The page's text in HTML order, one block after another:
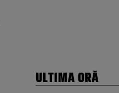
ULTIMA ORĂ